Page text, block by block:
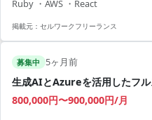
・大きな裁量を持ち、自律的に業
ックに関わるチャンス ・フルフ
Ruby ・AWS ・React
掲載元： セルワークフリーランス
募集中 5ヶ月前
生成AIとAzureを活用したフ
800,000円〜900,000円/月